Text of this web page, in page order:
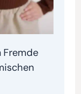
Fremde